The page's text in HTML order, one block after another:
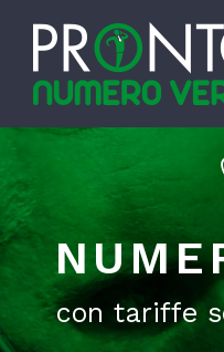
content
con tariffe